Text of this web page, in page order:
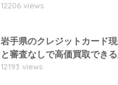
12206 views
岩手県のクレジットカード
と審査なしで高価買取でき
12193 views